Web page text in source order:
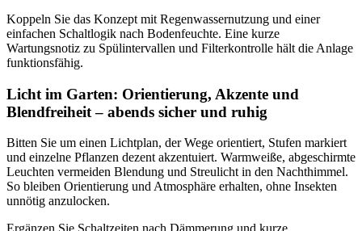
Koppeln Sie das Konzept mit Regenwassernutzung und einer
einfachen Schaltlogik nach Bodenfeuchte. Eine kurze
Wartungsnotiz zu Spülintervallen und Filterkontrolle hält die Anlage
funktionsfähig.
Licht im Garten: Orientierung, Akzente und
Blendfreiheit – abends sicher und ruhig
Bitten Sie um einen Lichtplan, der Wege orientiert, Stufen markiert
und einzelne Pflanzen dezent akzentuiert. Warmweiße, abgeschirmte
Leuchten vermeiden Blendung und Streulicht in den Nachthimmel.
So bleiben Orientierung und Atmosphäre erhalten, ohne Insekten
unnötig anzulocken.